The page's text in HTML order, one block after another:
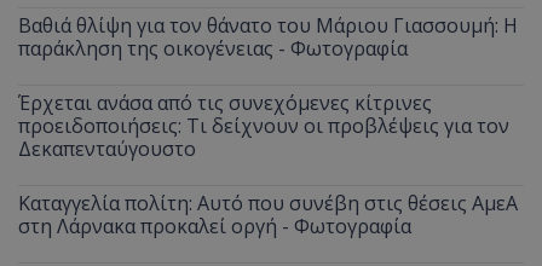
Βαθιά θλίψη για τον θάνατο του Μάριου Γιασσουμή: Η
παράκληση της οικογένειας - Φωτογραφία
Έρχεται ανάσα από τις συνεχόμενες κίτρινες
προειδοποιήσεις: Τι δείχνουν οι προβλέψεις για τον
Δεκαπενταύγουστο
Καταγγελία πολίτη: Αυτό που συνέβη στις θέσεις ΑμεΑ
στη Λάρνακα προκαλεί οργή - Φωτογραφία